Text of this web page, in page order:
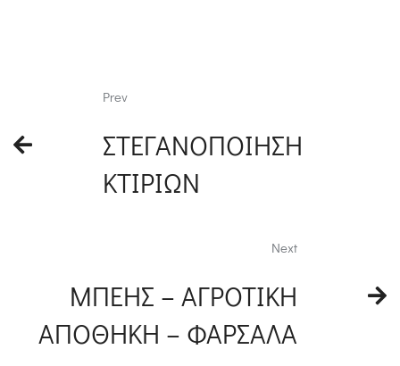
Prev
ΣΤΕΓΑΝΟΠΟΙΗΣΗ
ΚΤΙΡΙΩΝ
Next
ΜΠΕΗΣ – ΑΓΡΟΤΙΚΗ
ΑΠΟΘΗΚΗ – ΦΑΡΣΑΛΑ